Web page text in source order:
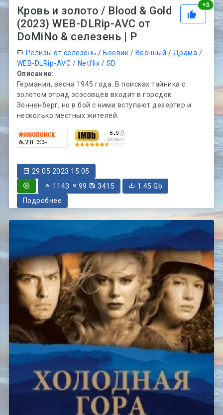
+3
Кровь и золото / Blood & Gold
(2023) WEB-DLRip-AVC от
DoMiNo & селезень | P
Релизы от селезень / Боевик / Военный / Драма /
WEB-DLRip-AVC / Netflix / SD
Описание:
Германия, весна 1945 года. В поисках тайника с
золотом отряд эсэсовцев входит в городок
Зонненберг, но в бой с ними вступают дезертир и
несколько местных жителей.
29.05.2023 15:05
1143
99 3415
1.45 Gb
Подробнее